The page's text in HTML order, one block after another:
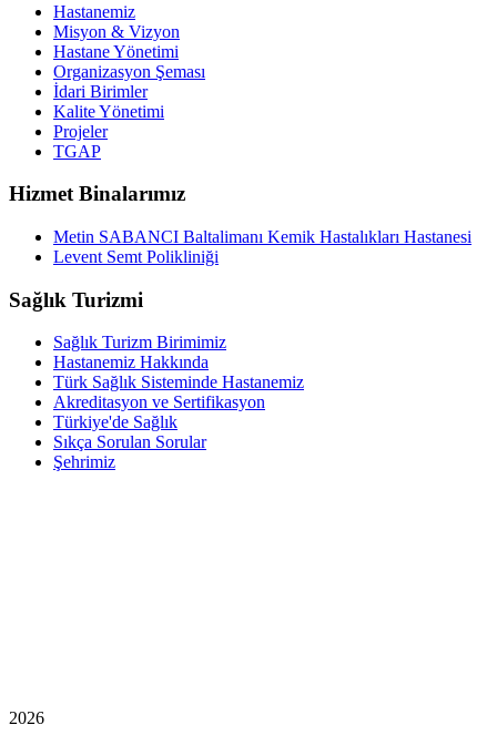
Hastanemiz
Misyon & Vizyon
Hastane Yönetimi
Organizasyon Şeması
İdari Birimler
Kalite Yönetimi
Projeler
TGAP
Hizmet Binalarımız
Metin SABANCI Baltalimanı Kemik Hastalıkları Hastanesi
Levent Semt Polikliniği
Sağlık Turizmi
Sağlık Turizm Birimimiz
Hastanemiz Hakkında
Türk Sağlık Sisteminde Hastanemiz
Akreditasyon ve Sertifikasyon
Türkiye'de Sağlık
Sıkça Sorulan Sorular
Şehrimiz
2026